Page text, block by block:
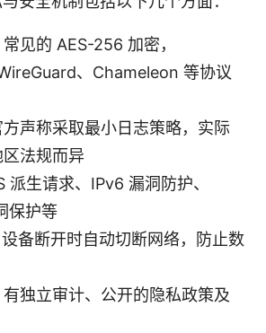
见的 AES-256 加密，
、Chameleon 等协议
方声称采取最小日志策略，实际
法规而异
派生请求、IPv6 漏洞防护、
保护等
备断开时自动切断网络，防止数
独立审计、公开的隐私政策及